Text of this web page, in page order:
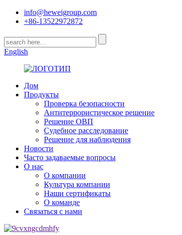
info@heweigroup.com
+86-13522972872
English
Дом
Продукты
Проверка безопасности
Антитеррористическое решение
Решение ОВП
Судебное расследование
Решение для наблюдения
Новости
Часто задаваемые вопросы
О нас
О компании
Культура компании
Наши сертификаты
О команде
Связаться с нами